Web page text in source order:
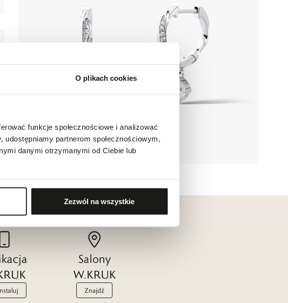
O plikach cookies
funkcje społecznościowe i analizować
partnerom społecznościowym,
danymi otrzymanymi od Ciebie lub
Zezwól na wszystkie
Salony
W.KRUK
Znajdź